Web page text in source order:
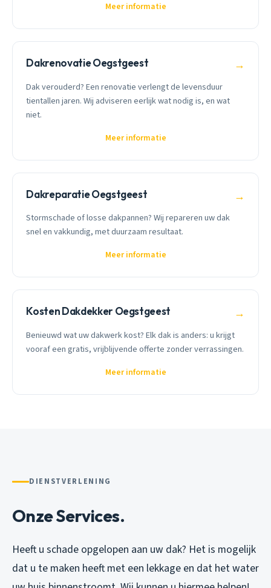
Meer informatie
Dakrenovatie Oegstgeest →
Dak verouderd? Een renovatie verlengt de levensduur
tientallen jaren. Wij adviseren eerlijk wat nodig is, en wat
niet.
Meer informatie
Dakreparatie Oegstgeest →
Stormschade of losse dakpannen? Wij repareren uw dak
snel en vakkundig, met duurzaam resultaat.
Meer informatie
Kosten Dakdekker Oegstgeest →
Benieuwd wat uw dakwerk kost? Elk dak is anders: u krijgt
vooraf een gratis, vrijblijvende offerte zonder verrassingen.
Meer informatie
DIENSTVERLENING
Onze Services.
Heeft u schade opgelopen aan uw dak? Het is mogelijk
dat u te maken heeft met een lekkage en dat het water